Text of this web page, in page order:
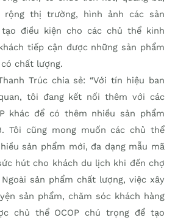
thị trường, hình ảnh các sản
tạo điều kiện cho các chủ thể kinh
tiếp cận được những sản phẩm
chất lượng.
Trúc chia sẻ: “Với tín hiệu ban
tôi đang kết nối thêm với các
khác để có thêm nhiều sản phẩm
Tôi cũng mong muốn các chủ thể
sản phẩm mới, đa dạng mẫu mã
hút cho khách du lịch khi đến chợ
Ngoài sản phẩm chất lượng, việc xây
sản phẩm, chăm sóc khách hàng
chủ thể OCOP chú trọng để tạo